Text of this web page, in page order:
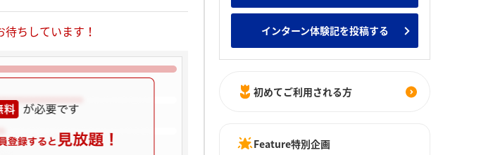
ちしています！ インターン体験記を投稿する
初めてご利用される方
Feature特別企画